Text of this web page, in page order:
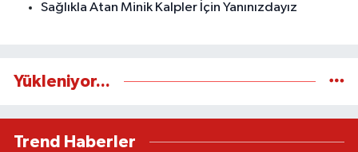
Sağlıkla Atan Minik Kalpler İçin Yanınızdayız
Yükleniyor...
Trend Haberler